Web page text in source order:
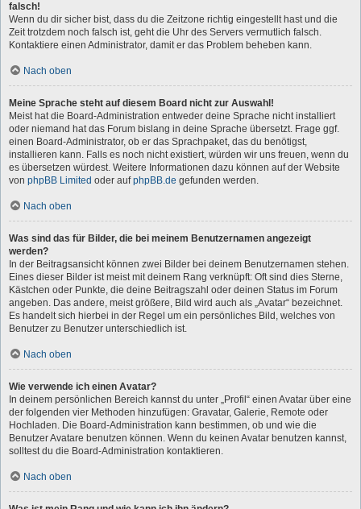
falsch!
Wenn du dir sicher bist, dass du die Zeitzone richtig eingestellt hast und die
Zeit trotzdem noch falsch ist, geht die Uhr des Servers vermutlich falsch.
Kontaktiere einen Administrator, damit er das Problem beheben kann.
Nach oben
Meine Sprache steht auf diesem Board nicht zur Auswahl!
Meist hat die Board-Administration entweder deine Sprache nicht installiert
oder niemand hat das Forum bislang in deine Sprache übersetzt. Frage ggf.
einen Board-Administrator, ob er das Sprachpaket, das du benötigst,
installieren kann. Falls es noch nicht existiert, würden wir uns freuen, wenn du
es übersetzen würdest. Weitere Informationen dazu können auf der Website
von phpBB Limited oder aufphpBB.de gefunden werden.
Nach oben
Was sind das für Bilder, die bei meinem Benutzernamen angezeigt
werden?
In der Beitragsansicht können zwei Bilder bei deinem Benutzernamen stehen.
Eines dieser Bilder ist meist mit deinem Rang verknüpft: Oft sind dies Sterne,
Kästchen oder Punkte, die deine Beitragszahl oder deinen Status im Forum
angeben. Das andere, meist größere, Bild wird auch als „Avatar“ bezeichnet.
Es handelt sich hierbei in der Regel um ein persönliches Bild, welches von
Benutzer zu Benutzer unterschiedlich ist.
Nach oben
Wie verwende ich einen Avatar?
In deinem persönlichen Bereich kannst du unter „Profil“ einen Avatar über eine
der folgenden vier Methoden hinzufügen: Gravatar, Galerie, Remote oder
Hochladen. Die Board-Administration kann bestimmen, ob und wie die
Benutzer Avatare benutzen können. Wenn du keinen Avatar benutzen kannst,
solltest du die Board-Administration kontaktieren.
Nach oben